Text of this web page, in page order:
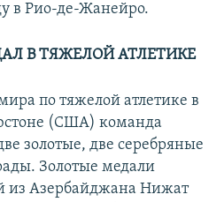
в Рио-де-Жанейро.
В ТЯЖЕЛОЙ АТЛЕТИКЕ
по тяжелой атлетике в
(США) команда
золотые, две серебряные
Золотые медали
из Азербайджана Нижат